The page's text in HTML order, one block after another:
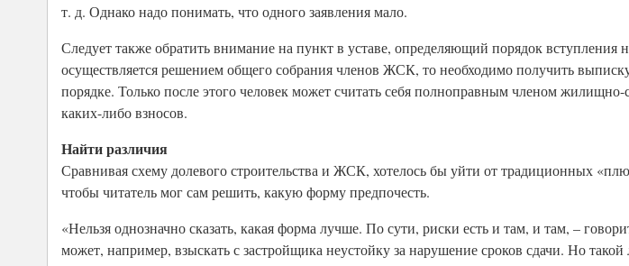
т. д. Однако надо понимать, что одного заявления мало.
Следует также обратить внимание на пункт в уставе, определяющий порядок
осуществляется решением общего собрания членов ЖСК, то необходимо получить
порядке. Только после этого человек может считать себя полноправным членом жилищно-
каких-либо взносов.
Найти различия
Сравнивая схему долевого строительства и ЖСК, хотелось бы уйти от традиционных
чтобы читатель мог сам решить, какую форму предпочесть.
«Нельзя однозначно сказать, какая форма лучше. По сути, риски есть и там, и там, –
может, например, взыскать с застройщика неустойку за нарушение сроков сдачи. Но